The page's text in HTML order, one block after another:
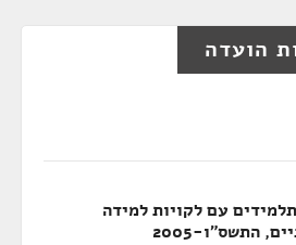
הועדה
עם לקויות למידה
התשס"ו-2005